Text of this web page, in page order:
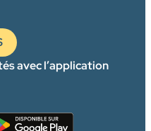
avec l’application